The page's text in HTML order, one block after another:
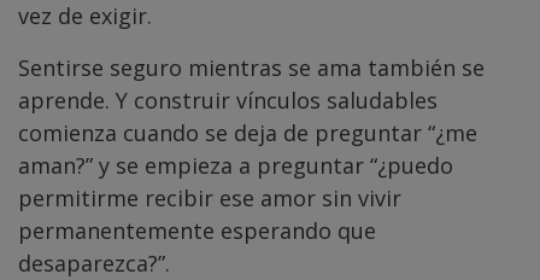
vez de exigir.
Sentirse seguro mientras se ama también se
aprende. Y construir vínculos saludables
comienza cuando se deja de preguntar “¿me
aman?” y se empieza a preguntar “¿puedo
permitirme recibir ese amor sin vivir
permanentemente esperando que
desaparezca?”.